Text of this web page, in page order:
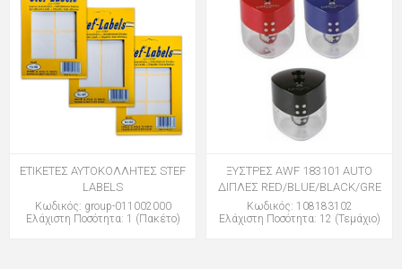
ΕΤΙΚΕΤΕΣ ΑΥΤΟΚΟΛΛΗΤΕΣ STEF
LABELS
Κωδικός: group-011002000
Ελάχιστη Ποσότητα: 1 (Πακέτο)
ΞΥΣΤΡΕΣ AWF 183101 AUTO
ΔΙΠΛΕΣ RED/BLUE/BLACK/GRE
Κωδικός: 108183102
Ελάχιστη Ποσότητα: 12 (Τεμάχιο)